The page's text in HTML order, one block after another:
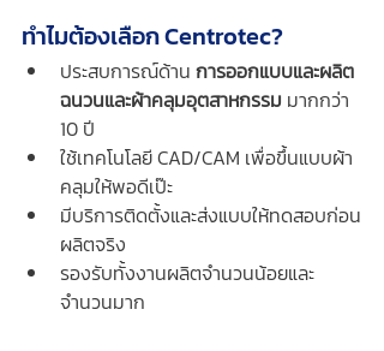
ทำไมต้องเลือก Centrotec?
ประสบการณ์ด้าน การออกแบบและผลิต
ฉนวนและผ้าคลุมอุตสาหกรรม มากกว่า
10 ปี
ใช้เทคโนโลยี CAD/CAM เพื่อขึ้นแบบผ้า
คลุมให้พอดีเป๊ะ
มีบริการติดตั้งและส่งแบบให้ทดสอบก่อน
ผลิตจริง
รองรับทั้งงานผลิตจำนวนน้อยและ
จำนวนมาก